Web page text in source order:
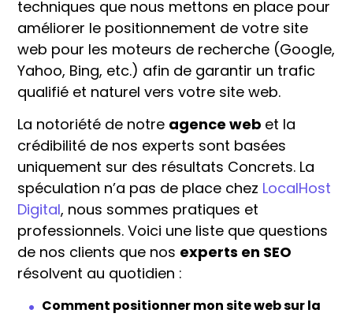
techniques que nous mettons en place pour
améliorer le positionnement de votre site
web pour les moteurs de recherche (Google,
Yahoo, Bing, etc.) afin de garantir un trafic
qualifié et naturel vers votre site web.
La notoriété de notre agence web et la
crédibilité de nos experts sont basées
uniquement sur des résultats Concrets. La
spéculation n’a pas de place chez LocalHost
Digital, nous sommes pratiques et
professionnels. Voici une liste que questions
de nos clients que nos experts en SEO
résolvent au quotidien :
Comment positionner mon site web sur la